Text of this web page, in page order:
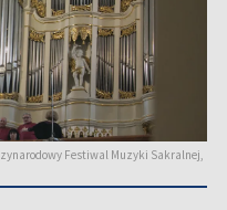
Festiwal Muzyki Sakralnej,